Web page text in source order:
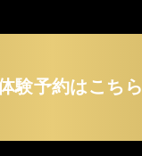
験予約はこちら